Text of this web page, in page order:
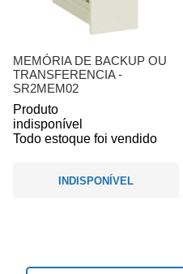
MEMÓRIA DE BACKUP OU
TRANSFERENCIA -
SR2MEM02
Produto
indisponível
Todo estoque foi vendido
INDISPONÍVEL